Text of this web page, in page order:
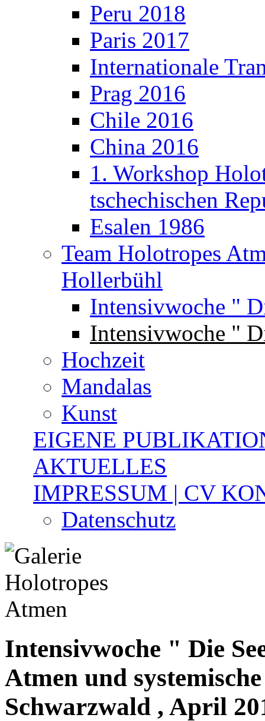
Peru 2018
Paris 2017
Internationale
Prag 2016
Chile 2016
China 2016
1. Workshop
tschechischen
Esalen 1986
Team Holotropes
Hollerbühl
Intensivwoche "
Intensivwoche "
Hochzeit
Mandalas
Kunst
EIGENE
AKTUELLES
IMPRESSUM | CV
Datenschutz
Intensivwoche " Die
Atmen und
Schwarzwald , April